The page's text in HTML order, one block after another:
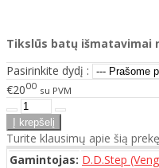
Tikslūs batų išmatavimai
Pasirinkite dydį :
€2000 su PVM
Turite klausimų apie šią
Gamintojas: D.D.Step